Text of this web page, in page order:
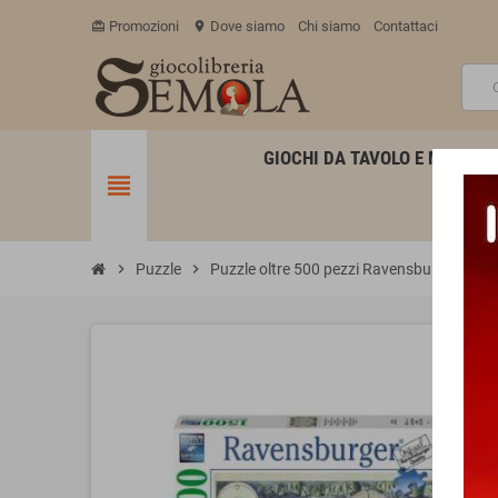
card_giftcard Promozioni location_on Dove siamo Chi siamo Contattaci
view_headline
GIOCHI DA TAVOLO E
chevron_right Puzzle chevron_right Puzzle oltre 500 pezzi Ravensburger